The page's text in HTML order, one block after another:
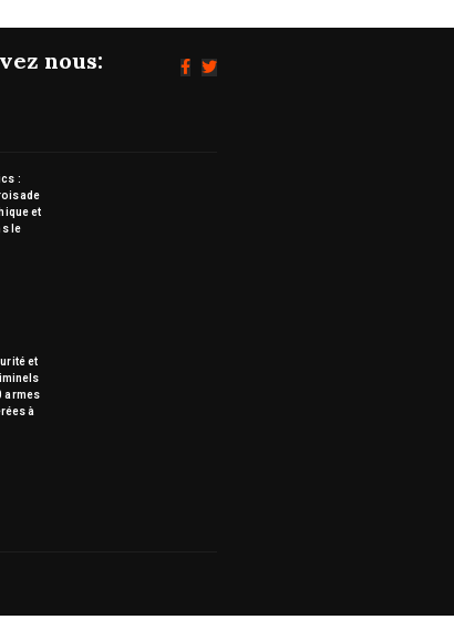
nous:
:
et
le
et
armes
à